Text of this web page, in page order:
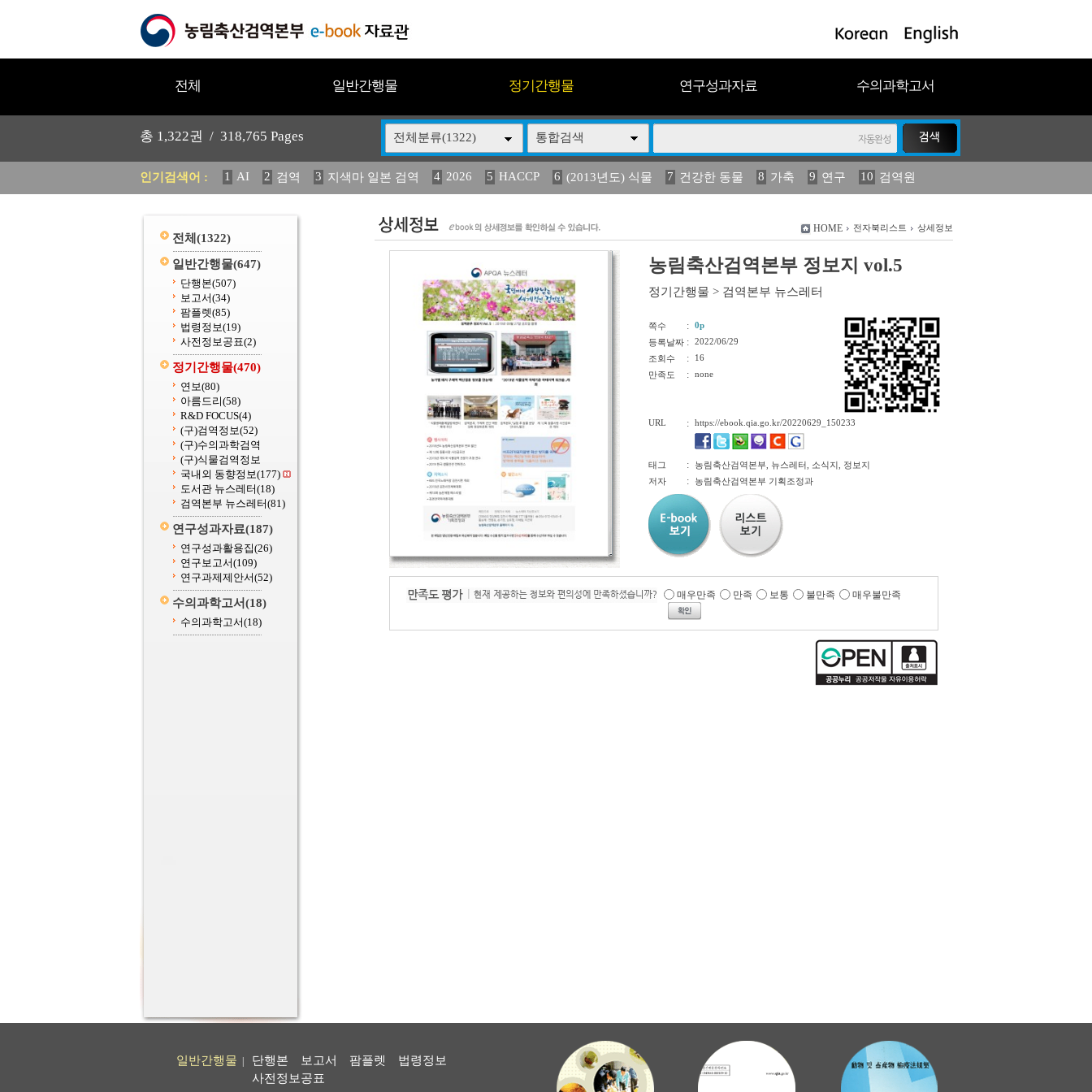
전체 일반간행물 정기간행물 연구성과자료 수의과학고서
총 1,322권 / 318,765 Pages 전체분류(1322) 통합검색
인기검색어 : 1 AI 2 검역 3 지색마 일본 검역 4 2026 5 HACCP 6 (2013년도) 식물 7 건강한 동물 8 가축 9 연구 10 검역원
11 2025 12 중독성 식물 도감 13 媛 異 14 (2013년도) 식 15 구제역 16 관리 17 연보 18 2023 19 농림수산
전체 (1322)
일반간행물(647)
단행본(507)
보고서(34)
팜플렛(85)
법령정보(19)
사전정보공표(2)
정기간행물(470)
연보(80)
아름드리(58)
R&D FOCUS(4)
(구)검역정보(52)
(구)수의과학검역
(구)식물검역정보
국내외 동향정보(177)
도서관 뉴스레터(18)
검역본부 뉴스레터(81)
연구성과자료(187)
연구성과활용집(26)
연구보고서(109)
연구과제제안서(52)
수의과학고서(18)
수의과학고서(18)
HOME 전자북리스트 상세정보
농림축산검역본부 정보지 vol.5
정기간행물 > 검역본부 뉴스레터
쪽수 :
0p
등록날짜 :
2022/06/29
조회수
:
16
만족도
: none
URL : https://ebook.qia.go.kr/20220629_150233
태그 :
농림축산검역본부, 뉴스레터, 소식지, 정보지
저자
: 농림축산검역본부 기획조정과
매우만족 만족 보통 불만족 매우불만족
일반간행물 단행본 보고서 팜플렛
법령정보
사전정보공표